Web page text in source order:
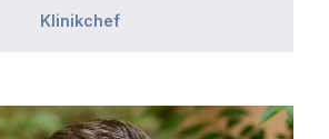
Klinikchef